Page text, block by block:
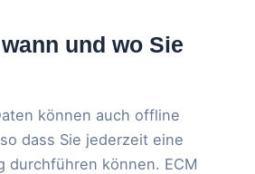
und wo Sie
können auch offline
dass Sie jederzeit eine
durchführen können. ECM